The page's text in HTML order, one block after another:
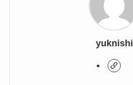
yuknishi